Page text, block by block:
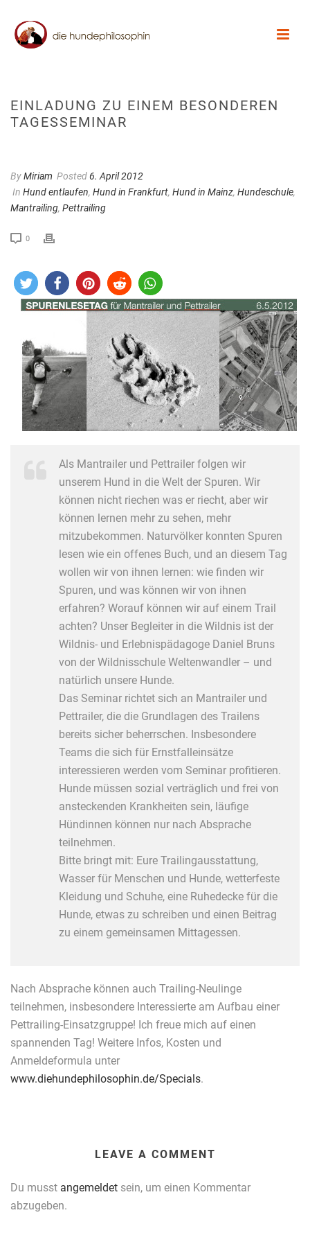
EINLADUNG ZU EINEM BESONDEREN
TAGESSEMINAR
ByMiriam Posted6. April 2012
In Hund entlaufen, Hund in Frankfurt, Hund in Mainz, Hundeschule,
Mantrailing, Pettrailing
0
Als Mantrailer und Pettrailer folgen wir
unserem Hund in die Welt der Spuren. Wir
können nicht riechen was er riecht, aber wir
können lernen mehr zu sehen, mehr
mitzubekommen. Naturvölker konnten Spuren
lesen wie ein offenes Buch, und an diesem Tag
wollen wir von ihnen lernen: wie finden wir
Spuren, und was können wir von ihnen
erfahren? Worauf können wir auf einem Trail
achten? Unser Begleiter in die Wildnis ist der
Wildnis- und Erlebnispädagoge Daniel Bruns
von der Wildnisschule Weltenwandler – und
natürlich unsere Hunde.
Das Seminar richtet sich an Mantrailer und
Pettrailer, die die Grundlagen des Trailens
bereits sicher beherrschen. Insbesondere
Teams die sich für Ernstfalleinsätze
interessieren werden vom Seminar profitieren.
Hunde müssen sozial verträglich und frei von
ansteckenden Krankheiten sein, läufige
Hündinnen können nur nach Absprache
teilnehmen.
Bitte bringt mit: Eure Trailingausstattung,
Wasser für Menschen und Hunde, wetterfeste
Kleidung und Schuhe, eine Ruhedecke für die
Hunde, etwas zu schreiben und einen Beitrag
zu einem gemeinsamen Mittagessen.
Nach Absprache können auch Trailing-Neulinge
teilnehmen, insbesondere Interessierte am Aufbau einer
Pettrailing-Einsatzgruppe! Ich freue mich auf einen
spannenden Tag! Weitere Infos, Kosten und
Anmeldeformula unter
www.diehundephilosophin.de/Specials.
LEAVE A COMMENT
Du musst angemeldet sein, um einen Kommentar
abzugeben.